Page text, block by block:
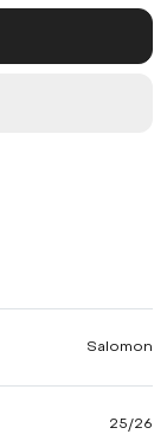
Salomon
25/26